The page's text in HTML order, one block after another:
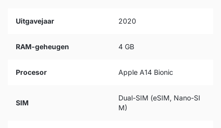
Uitgavejaar 2020
RAM-geheugen 4 GB
Procesor Apple A14 Bionic
SIM
Dual-SIM (eSIM, Nano-SI
M)